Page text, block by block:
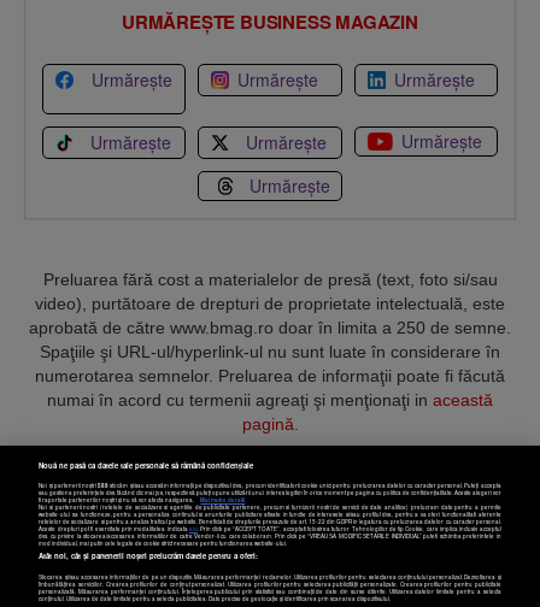
URMĂREȘTE BUSINESS MAGAZIN
Urmărește Urmărește Urmărește
Urmărește Urmărește
Urmărește
Urmărește
Preluarea fără cost a materialelor de presă (text, foto si/sau
video), purtătoare de drepturi de proprietate intelectuală, este
aprobată de către www.bmag.ro doar în limita a 250 de semne.
Spaţiile şi URL-ul/hyperlink-ul nu sunt luate în considerare în
numerotarea semnelor. Preluarea de informaţii poate fi făcută
numai în acord cu termenii agreaţi şi menţionaţi in această
pagină.
Termeni și condiții Confidențialitate Cookies Contact
Copyright © 2025 BUSINESSMEX S.A.
Setări cookies
Nouă ne pasă ca datele tale personale să rămână confidențiale
Noi și partenerii noștri589stocăm și/sau accesăm informații pe dispozitivul dvs., precum identificatorii cookie unici pentru prelucrarea datelor cu caracter personal. Puteți accepta
sau gestiona preferințele dvs. făcând clic mai jos, respectiv vă puteți opune utilizării unui interes legitim în orice moment pe pagina cu politica de confidențialitate. Aceste alegeri vor
fi raportate partenerilor noștri și nu vă vor afecta navigarea.
Mai multe detalii
Noi si partenerii nostri (retelele de socializare si agentiile de publicitate partenere, precum si furnizorii nostri de servicii de date analitice) prelucram date pentru a permite
website-ului sa functioneze, pentru a personaliza continutul si anunturile publicitare afisate in functie de interesele si/sau profilul dvs., pentru a va oferi functionalitati aferente
retelelor de socializare si pentru a analiza traficul pe website. Beneficiati de drepturile prevazute de art. 15-22 din GDPR in legatura cu prelucrarea datelor cu caracter personal.
Aceste drepturi pot fi exercitate prin modalitatea indicataaici. Prin click pe “ACCEPT TOATE”, acceptati folosirea tuturor Tehnologiilor de tip Cookie, care implica inclusiv acceptul
dvs. cu privire la stocarea/accesarea informatiilor de catre Vendor-ii cu care colaboram. Prin click pe “VREAU SA MODIFIC SETARILE INDIVIDUAL” puteti schimba preferintele in
mod individual, mai putin cele legate de cookie strict necesare pentru functionarea website-ului.
Atât noi, cât și partenerii noștri prelucrăm datele pentru a oferi:
Stocarea și/sau accesarea informațiilor de pe un dispozitiv. Măsurarea performanței reclamelor. Utilizarea profilurilor pentru selectarea conținutului personalizat. Dezvoltarea și
îmbunătățirea serviciilor. Crearea profilurilor de conținut personalizat. Utilizarea profilurilor pentru selectarea publicității personalizate. Crearea profilurilor pentru publicitate
personalizată. Măsurarea performanței conținutului. Înțelegerea publicului prin statistici sau combinații de date din surse diferite. Utilizarea datelor limitate pentru a selecta
conținutul. Utilizarea de date limitate pentru a selecta publicitatea. Date precise de geolocație și identificarea prin scanarea dispozitivului.